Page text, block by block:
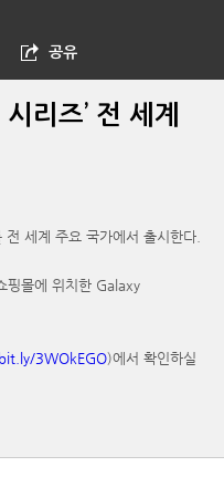
공유
리즈’ 전 세계
전 세계 주요 국가에서 출시한다.
핑몰에 위치한 Galaxy
3WOkEGO)에서 확인하실